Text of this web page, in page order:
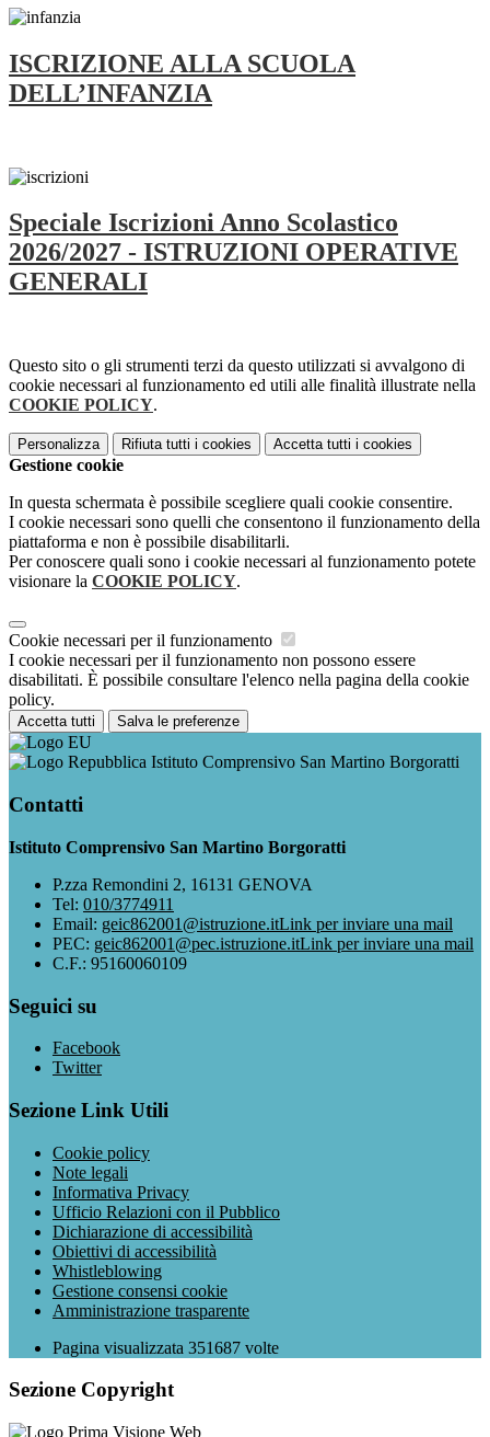
ISCRIZIONE ALLA SCUOLA
DELL’INFANZIA
Speciale Iscrizioni Anno Scolastico
2026/2027 - ISTRUZIONI OPERATIVE
GENERALI
Questo sito o gli strumenti terzi da questo utilizzati si avvalgono di
cookie necessari al funzionamento ed utili alle finalità illustrate nella
COOKIE POLICY.
Personalizza Rifiuta tutti i cookies Accetta tutti i cookies
Gestione cookie
In questa schermata è possibile scegliere quali cookie consentire.
I cookie necessari sono quelli che consentono il funzionamento della
piattaforma e non è possibile disabilitarli.
Per conoscere quali sono i cookie necessari al funzionamento potete
visionare la COOKIE POLICY.
Cookie necessari per il funzionamento
I cookie necessari per il funzionamento non possono essere
disabilitati. È possibile consultare l'elenco nella pagina della cookie
policy.
Accetta tutti Salva le preferenze
Istituto Comprensivo San Martino Borgoratti
Contatti
Istituto Comprensivo San Martino Borgoratti
P.zza Remondini 2, 16131 GENOVA
Tel: 010/3774911
Email: geic862001@istruzione.itLink per inviare una mail
PEC: geic862001@pec.istruzione.itLink per inviare una mail
C.F.: 95160060109
Seguici su
Facebook
Twitter
Sezione Link Utili
Cookie policy
Note legali
Informativa Privacy
Ufficio Relazioni con il Pubblico
Dichiarazione di accessibilità
Obiettivi di accessibilità
Whistleblowing
Gestione consensi cookie
Amministrazione trasparente
Pagina visualizzata 351687 volte
Sezione Copyright